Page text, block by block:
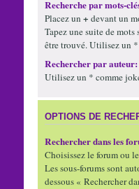
Recherche par mots-
Placez un + devant un
Tapez une suite de mots
être trouvé. Utilisez un *
Rechercher par auteur:
Utilisez un * comme
OPTIONS DE
Rechercher dans les
Choisissez le forum ou
Les sous-forums sont
dessous « Rechercher